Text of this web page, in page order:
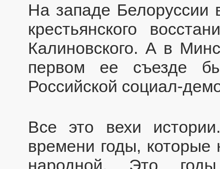
На западе Белоруссии
крестьянского
Калиновского. А в
первом ее съезде
Российской социал-
Все это вехи
времени годы, которые
народной. Это